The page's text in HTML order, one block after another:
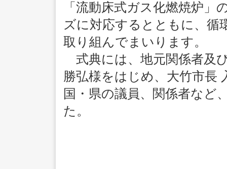
「流動床式ガス化燃焼炉
ズに対応するとともに、循
取り組んでまいります。
式典には、地元関係者及
勝弘様をはじめ、大竹市長
国・県の議員、関係者など
た。